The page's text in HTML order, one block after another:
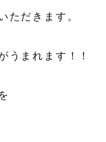
ただきます。
うまれます！！